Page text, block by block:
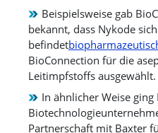
und erwirtschaftete einen
Umsatz von 2,93
Milliarden US-Dollar. Im
Jahr 2026 wird ein Umsatz
von 3,27 Milliarden US-
Dollar prognostiziert.
Japan
Beispielsweise gab
bekannt, dass Nykode
befindet
BioConnection für die
Leitimpfstoffs ausgewählt.
In ähnlicher Weise
Partnerschaft mit Baxter